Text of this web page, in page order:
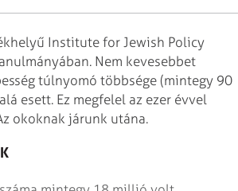
Institute for Jewish Policy
Nem kevesebbet
túlnyomó többsége (mintegy 90
esett. Ez megfelel az ezer évvel
okoknak járunk utána.